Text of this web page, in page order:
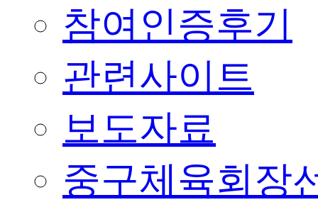
참여인증후기
관련사이트
보도자료
중구체육회장